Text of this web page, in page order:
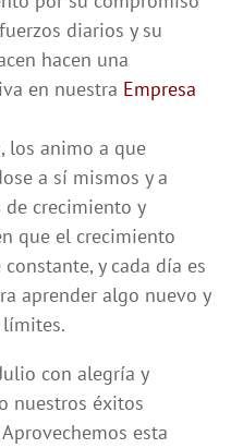
diarios y su
hacen una
en nuestra Empresa
los animo a que
a sí mismos y a
de crecimiento y
que el crecimiento
y cada día es
aprender algo nuevo y
con alegría y
nuestros éxitos
esta